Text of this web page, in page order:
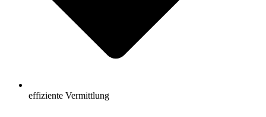
effiziente Vermittlung